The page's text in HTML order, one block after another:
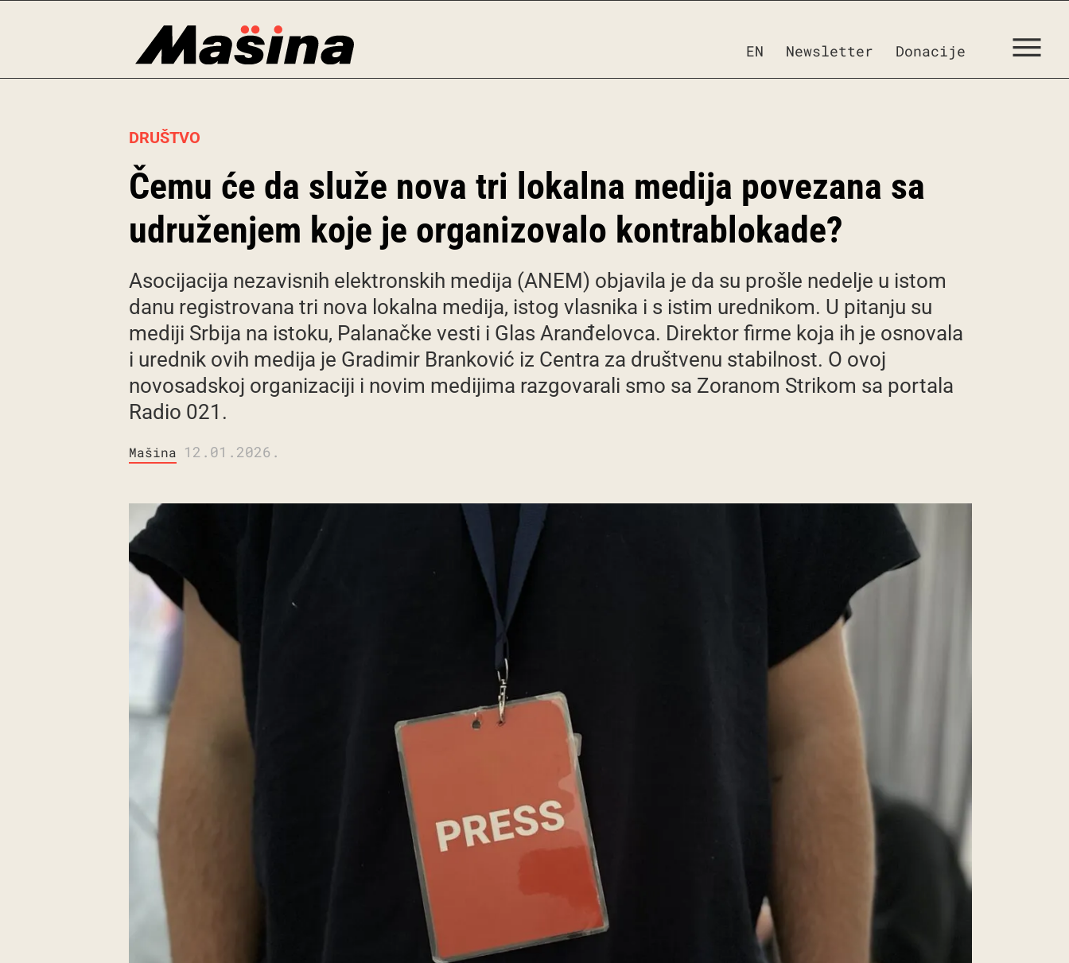
EN Newsletter Donacije
DRUŠTVO
Čemu će da služe nova tri lokalna medija povezana sa
udruženjem koje je organizovalo kontrablokade?
Asocijacija nezavisnih elektronskih medija (ANEM) objavila je da su prošle nedelje u istom
danu registrovana tri nova lokalna medija, istog vlasnika i s istim urednikom. U pitanju su
mediji Srbija na istoku, Palanačke vesti i Glas Aranđelovca. Direktor firme koja ih je osnovala
i urednik ovih medija je Gradimir Branković iz Centra za društvenu stabilnost. O ovoj
novosadskoj organizaciji i novim medijima razgovarali smo sa Zoranom Strikom sa portala
Radio 021.
Mašina 12.01.2026.